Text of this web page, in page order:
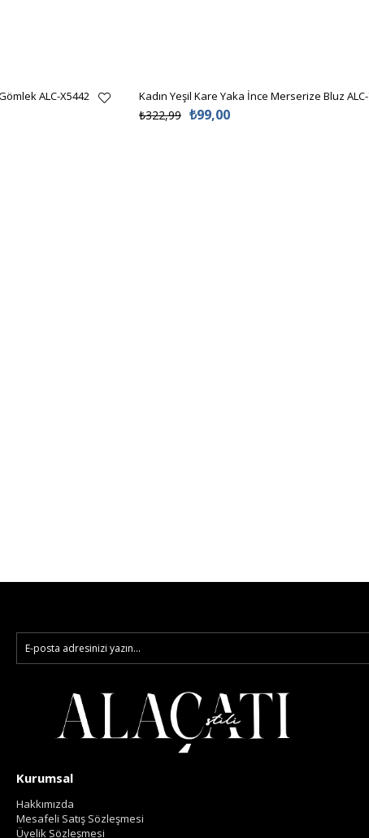
ALC-X5442 Kadın Yeşil Kare Yaka İnce Merserize Bluz
₺99,00
₺322,99
Kurumsal
Hakkımızda
Mesafeli Satış Sözleşmesi
Üyelik Sözleşmesi